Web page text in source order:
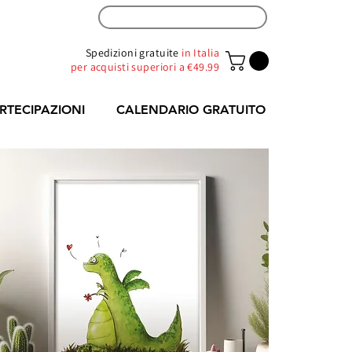
Spedizioni gratuite in Italia
per acquisti superiori a €49.99
CALENDARIO GRATUITO